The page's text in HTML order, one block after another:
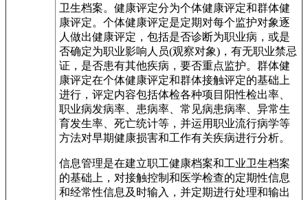
卫生档案。健康评定分为个体健康评定和群体健
康评定。个体健康评定是定期对每个监护对象逐
人做出健康评定，包括是否诊断为职业病，或是
否确定为职业影响人员(观察对象)，有无职业禁忌
证，是否患有其他疾病，要否重点监护。群体健
康评定在个体健康评定和群体接触评定的基础上
进行，评定内容包括体检各种项目阳性检出率、
职业病发病率、患病率、常见病患病率、异常生
育发生率、死亡统计等，并运用职业流行病学等
方法对早期健康损害和工作有关疾病进行分析。
信息管理是在建立职工健康档案和工业卫生档案
的基础上，对接触控制和医学检查的定期性信息
和经常性信息及时输入，并定期进行处理和输出